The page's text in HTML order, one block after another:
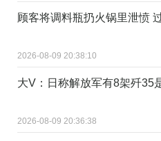
顾客将调料瓶扔火锅里泄愤
2026-08-09 20:38:10
大V：日称解放军有8架歼35
2026-08-09 20:36:38